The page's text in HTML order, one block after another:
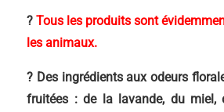
? Tous les produits sont
les animaux.
? Des ingrédients aux odeurs
fruitées : de la lavande, du miel,